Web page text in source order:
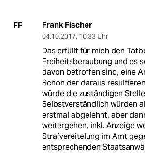
FF Frank Fischer
04.10.2017, 10:33 Uhr
Das erfüllt für mich den
Freiheitsberaubung und es
davon betroffen sind, eine
Schon der daraus
würde die zuständigen
Selbstverständlich würden
erstmal abgelehnt, aber
weitergehen, inkl. Anzeige
Strafvereitelung im Amt
entsprechenden